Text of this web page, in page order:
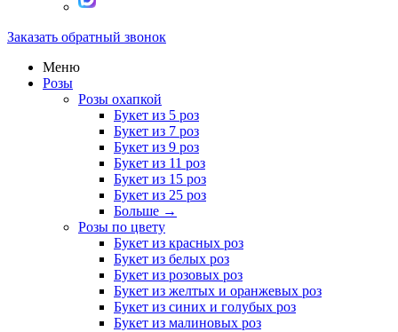
Заказать обратный звонок
Меню
Розы
Розы охапкой
Букет из 5 роз
Букет из 7 роз
Букет из 9 роз
Букет из 11 роз
Букет из 15 роз
Букет из 25 роз
Больше →
Розы по цвету
Букет из красных роз
Букет из белых роз
Букет из розовых роз
Букет из желтых и оранжевых роз
Букет из синих и голубых роз
Букет из малиновых роз